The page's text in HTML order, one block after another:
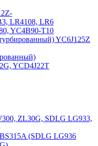
LR4108, LR6
YC4B90-T10
YC6J125Z
YCD4J22T
ZL30G, SDLG LG933,
(SDLG LG936